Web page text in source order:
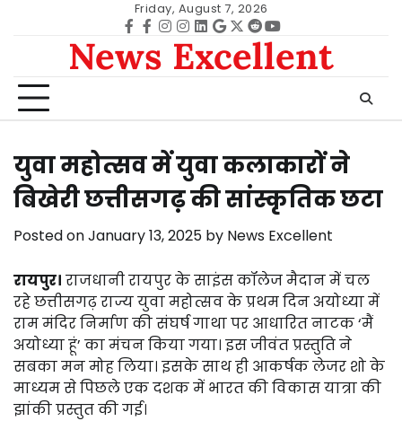
Friday, August 7, 2026
Facebook
facebook
Instagram
instagram
Linkedin
google
Twitter
redditYoutube
News Excellent
युवा महोत्सव में युवा कलाकारों ने
बिखेरी छत्तीसगढ़ की सांस्कृतिक छटा
Posted onJanuary 13, 2025 by News Excellent
रायपुर। राजधानी रायपुर के साइंस कॉलेज मैदान में चल
रहे छत्तीसगढ़ राज्य युवा महोत्सव के प्रथम दिन अयोध्या में
राम मंदिर निर्माण की संघर्ष गाथा पर आधारित नाटक ‘मैं
अयोध्या हूं’ का मंचन किया गया। इस जीवंत प्रस्तुति ने
सबका मन मोह लिया। इसके साथ ही आकर्षक लेजर शो के
माध्यम से पिछले एक दशक में भारत की विकास यात्रा की
झांकी प्रस्तुत की गई।